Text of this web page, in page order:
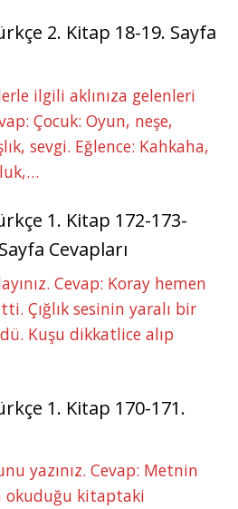
2. Kitap 18-19. Sayfa
ilgili aklınıza gelenleri
Çocuk: Oyun, neşe,
sevgi. Eğlence: Kahkaha,
1. Kitap 172-173-
Cevapları
Cevap: Koray hemen
Çığlık sesinin yaralı bir
Kuşu dikkatlice alıp
1. Kitap 170-171.
yazınız. Cevap: Metnin
okuduğu kitaptaki